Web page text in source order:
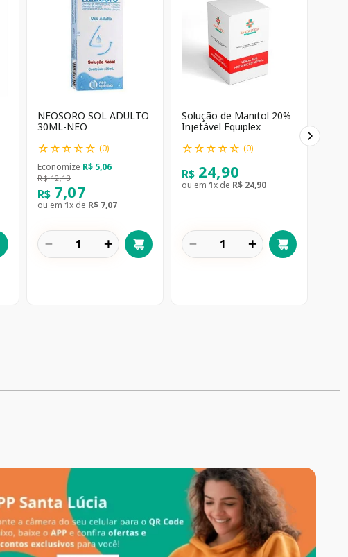
NEOSORO SOL ADULTO
30ML-NEO
☆☆☆☆☆ (0)
Economize R$ 5,06
R$ 12,13
R$ 7,07
ou em 1x de R$ 7,07
＋
－
Solução de Manitol 20%
Injetável Equiplex
☆☆☆☆☆ (0)
R$ 24,90
ou em 1x de R$ 24,90
＋
－